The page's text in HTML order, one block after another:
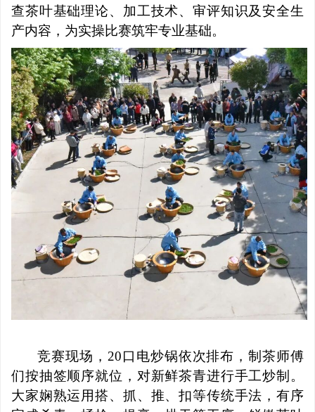
查茶叶基础理论、加工技术、审评知识及安全生
产内容，为实操比赛筑牢专业基础。
竞赛现场，20口电炒锅依次排布，制茶师傅
们按抽签顺序就位，对新鲜茶青进行手工炒制。
大家娴熟运用搭、抓、推、扣等传统手法，有序